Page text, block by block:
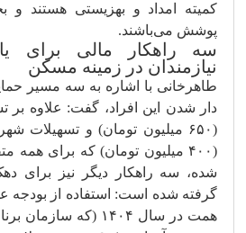
کمیته امداد و بهزیستی هستند و
پوشش می‌باشند.
سه راهکار مالی برای
نیازمندان در زمینه مسکن
طاهرخانی با اشاره به سه مسیر
دار شدن این افراد، گفت: علاوه
(۴۰۰ میلیون تومان) که برای همه
همت در سال ۱۴۰۴ (که